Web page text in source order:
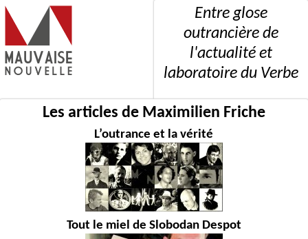
Entre glose
outrancière de
l'actualité et
laboratoire du Verbe
Les articles de Maximilien Friche
L’outrance et la vérité
Tout le miel de Slobodan Despot